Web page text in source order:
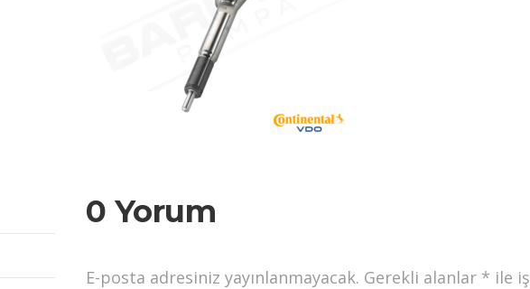
0 Yorum
E-posta adresiniz yayınlanmayacak. Gerekli alanlar * ile